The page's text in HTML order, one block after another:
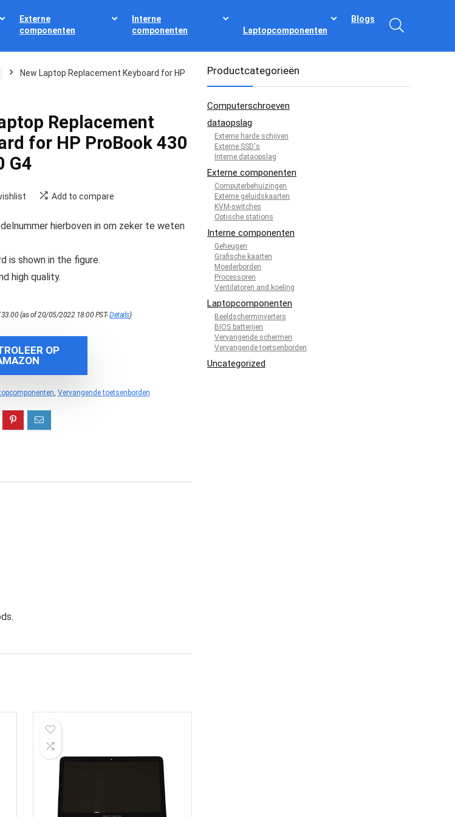
Externe
componenten
Interne
componenten
Laptopcomponenten
Blogs
New Laptop Replacement Keyboard for HP
Replacement
for HP ProBook 430
G4
Add to compare
hierboven in om zeker te weten
is shown in the figure.
high quality.
33.00(as of 20/05/2022 18:00 PST-Details)
OP
, Vervangende toetsenborden
Productcategorieën
Computerschroeven
dataopslag
Externe harde schijven
Externe SSD's
Interne dataopslag
Externe componenten
Computerbehuizingen
Externe geluidskaarten
KVM-switches
Optische stations
Interne componenten
Geheugen
Grafische kaarten
Moederborden
Processoren
Ventilatoren and koeling
Laptopcomponenten
Beeldscherminverters
BIOS batterijen
Vervangende schermen
Vervangende toetsenborden
Uncategorized